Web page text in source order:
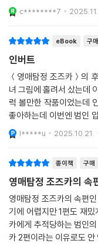
도 하고 어두운 면을 내비
다. 눈 밝은 독자는 작품 곳
“《영매탐정 조즈카》는
평
《영매탐정 조즈카》의 반
의 역대급 반전을 기대해
계획하에 설계되었는지 깨
아이자와 사코는 출간 후
기 어렵다고 여기는 분도
을 의식하며 썼으니 미스
트》에 담은 희망과 포부
c********7
eBook 구매
인버트
＜영매탐정 조즈카＞의
녀 그림에 홀려서 샀는데
럭 볼만한 작품이었는데
좋아하는데 이번엔 범인
던...l*****u 2025.10.21.
종이책 구매
영매탐정 조즈카의 속
영매탐정 조즈카의 속편
기에 어렵지만 1편도 재
카에게 추적당하는 범인
카 2편이라는 이유로도 안